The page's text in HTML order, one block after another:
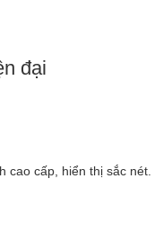
đại
cao cấp, hiển thị sắc nét.